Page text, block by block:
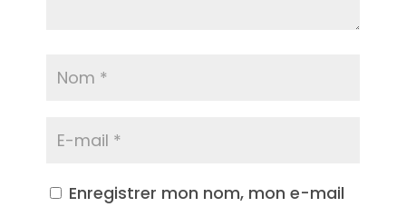
Enregistrer mon nom, mon e-mail